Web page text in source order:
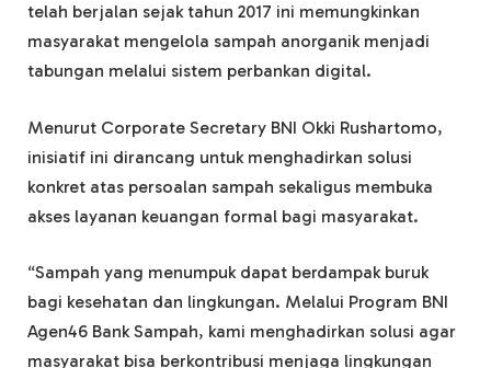
telah berjalan sejak tahun 2017 ini memungkinkan
masyarakat mengelola sampah anorganik menjadi
tabungan melalui sistem perbankan digital.
Menurut Corporate Secretary BNI Okki Rushartomo,
inisiatif ini dirancang untuk menghadirkan solusi
konkret atas persoalan sampah sekaligus membuka
akses layanan keuangan formal bagi masyarakat.
“Sampah yang menumpuk dapat berdampak buruk
bagi kesehatan dan lingkungan. Melalui Program BNI
Agen46 Bank Sampah, kami menghadirkan solusi agar
masyarakat bisa berkontribusi menjaga lingkungan